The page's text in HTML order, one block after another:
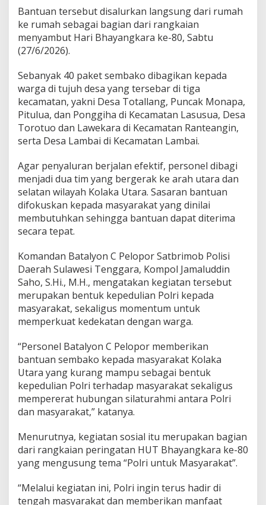
k
a
n
B
u
a
n
u
n
t
u
W
a
r
g
a
K
a
n
M
a
m
p
u
Bantuan tersebut disalurkan langsung dari rumah
ke rumah sebagai bagian dari rangkaian
menyambut Hari Bhayangkara ke-80, Sabtu
(27/6/2026).
Sebanyak 40 paket sembako dibagikan kepada
warga di tujuh desa yang tersebar di tiga
kecamatan, yakni Desa Totallang, Puncak Monapa,
Pitulua, dan Ponggiha di Kecamatan Lasusua, Desa
Torotuo dan Lawekara di Kecamatan Ranteangin,
serta Desa Lambai di Kecamatan Lambai.
Agar penyaluran berjalan efektif, personel dibagi
menjadi dua tim yang bergerak ke arah utara dan
selatan wilayah Kolaka Utara. Sasaran bantuan
difokuskan kepada masyarakat yang dinilai
membutuhkan sehingga bantuan dapat diterima
secara tepat.
Komandan Batalyon C Pelopor Satbrimob Polisi
Daerah Sulawesi Tenggara, Kompol Jamaluddin
Saho, S.Hi., M.H., mengatakan kegiatan tersebut
merupakan bentuk kepedulian Polri kepada
masyarakat, sekaligus momentum untuk
memperkuat kedekatan dengan warga.
“Personel Batalyon C Pelopor memberikan
bantuan sembako kepada masyarakat Kolaka
Utara yang kurang mampu sebagai bentuk
kepedulian Polri terhadap masyarakat sekaligus
mempererat hubungan silaturahmi antara Polri
dan masyarakat,” katanya.
Menurutnya, kegiatan sosial itu merupakan bagian
dari rangkaian peringatan HUT Bhayangkara ke-80
yang mengusung tema “Polri untuk Masyarakat”.
“Melalui kegiatan ini, Polri ingin terus hadir di
tengah masyarakat dan memberikan manfaat